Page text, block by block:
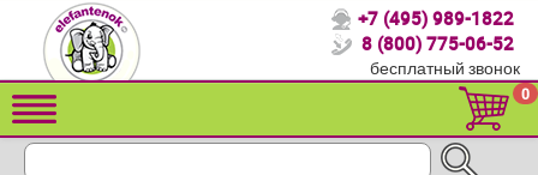
Спасибо, что выбрали нас!
Распродажа!
Детские коляски
+7 (495) 989-1822
8 (800) 775-06-52
бесплатный звонок
0